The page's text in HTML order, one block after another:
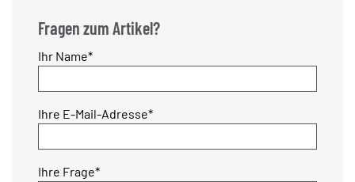
Fragen zum Artikel?
Pflichtfeld
Ihr Name*
Pflichtfeld
Ihre E-Mail-Adresse*
Pflichtfeld
Ihre Frage*